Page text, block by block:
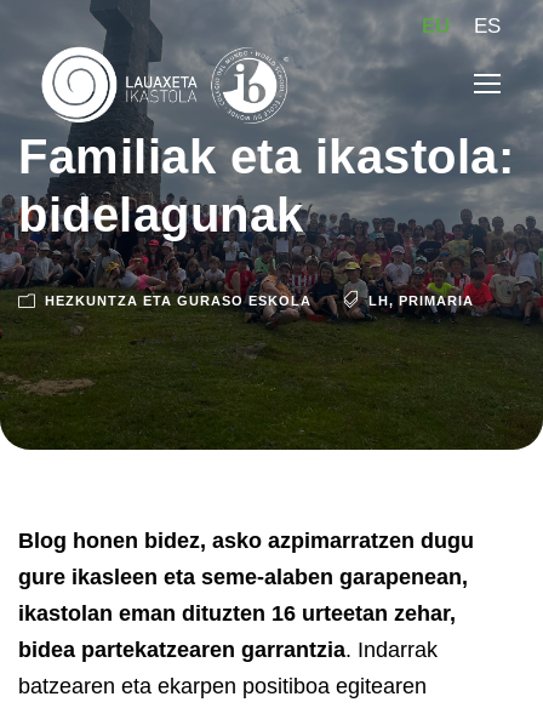
EU ES
Familiak eta ikastola:
bidelagunak
HEZKUNTZA ETA GURASO ESKOLA LH, PRIMARIA
Blog honen bidez, asko azpimarratzen dugu
gure ikasleen eta seme-alaben garapenean,
ikastolan eman dituzten 16 urteetan zehar,
bidea partekatzearen garrantzia. Indarrak
batzearen eta ekarpen positiboa egitearen